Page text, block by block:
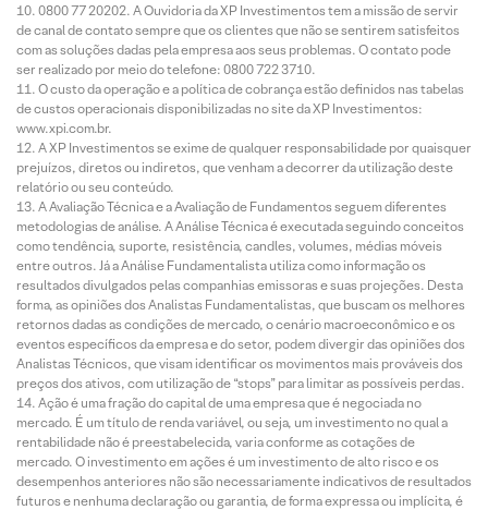
0800 77 20202. A Ouvidoria da XP Investimentos tem a missão de servir
de canal de contato sempre que os clientes que não se sentirem satisfeitos
com as soluções dadas pela empresa aos seus problemas. O contato pode
ser realizado por meio do telefone: 0800 722 3710.
O custo da operação e a política de cobrança estão definidos nas tabelas
de custos operacionais disponibilizadas no site da XP Investimentos:
www.xpi.com.br.
A XP Investimentos se exime de qualquer responsabilidade por quaisquer
prejuízos, diretos ou indiretos, que venham a decorrer da utilização deste
relatório ou seu conteúdo.
A Avaliação Técnica e a Avaliação de Fundamentos seguem diferentes
metodologias de análise. A Análise Técnica é executada seguindo conceitos
como tendência, suporte, resistência, candles, volumes, médias móveis
entre outros. Já a Análise Fundamentalista utiliza como informação os
resultados divulgados pelas companhias emissoras e suas projeções. Desta
forma, as opiniões dos Analistas Fundamentalistas, que buscam os melhores
retornos dadas as condições de mercado, o cenário macroeconômico e os
eventos específicos da empresa e do setor, podem divergir das opiniões dos
Analistas Técnicos, que visam identificar os movimentos mais prováveis dos
preços dos ativos, com utilização de “stops” para limitar as possíveis perdas.
Ação é uma fração do capital de uma empresa que é negociada no
mercado. É um título de renda variável, ou seja, um investimento no qual a
rentabilidade não é preestabelecida, varia conforme as cotações de
mercado. O investimento em ações é um investimento de alto risco e os
desempenhos anteriores não são necessariamente indicativos de resultados
futuros e nenhuma declaração ou garantia, de forma expressa ou implícita, é